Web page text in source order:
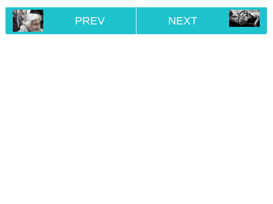
PREV NEXT